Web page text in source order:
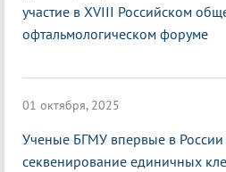
участие в XVIII Российском
офтальмологическом форуме
01 октября, 2025
Ученые БГМУ впервые в
секвенирование единичных